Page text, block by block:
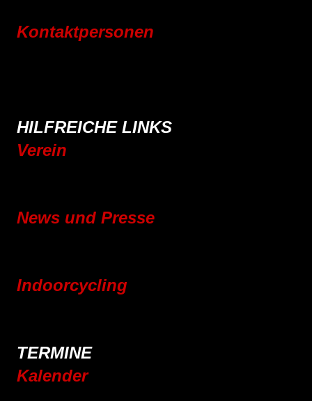
Kontaktpersonen
HILFREICHE LINKS
Verein
News und Presse
Indoorcycling
TERMINE
Kalender